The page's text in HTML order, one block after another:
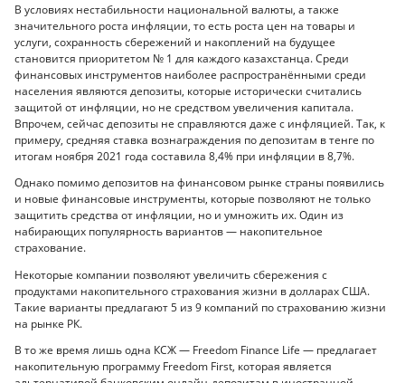
В условиях нестабильности национальной валюты, а также
значительного роста инфляции, то есть роста цен на товары и
услуги, сохранность сбережений и накоплений на будущее
становится приоритетом № 1 для каждого казахстанца. Среди
финансовых инструментов наиболее распространёнными среди
населения являются депозиты, которые исторически считались
защитой от инфляции, но не средством увеличения капитала.
Впрочем, сейчас депозиты не справляются даже с инфляцией. Так, к
примеру, средняя ставка вознаграждения по депозитам в тенге по
итогам ноября 2021 года составила 8,4% при инфляции в 8,7%.
Однако помимо депозитов на финансовом рынке страны появились
и новые финансовые инструменты, которые позволяют не только
защитить средства от инфляции, но и умножить их. Один из
набирающих популярность вариантов — накопительное
страхование.
Некоторые компании позволяют увеличить сбережения с
продуктами накопительного страхования жизни в долларах США.
Такие варианты предлагают 5 из 9 компаний по страхованию жизни
на рынке РК.
В то же время лишь одна КСЖ — Freedom Finance Life — предлагает
накопительную программу Freedom First, которая является